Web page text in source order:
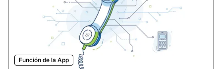
Función de la App